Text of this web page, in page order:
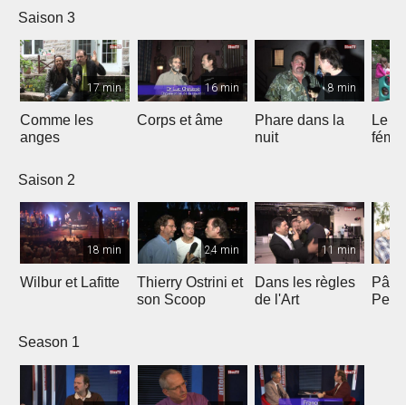
Saison 3
17 min
Comme les
anges
16 min
Corps et âme
8 min
Phare dans la
nuit
Le
Saison 2
18 min
Wilbur et Lafitte
24 min
Thierry Ostrini et
son Scoop
11 min
Dans les règles
de l'Art
Season 1